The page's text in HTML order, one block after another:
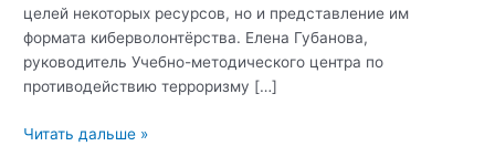
целей некоторых ресурсов, но и представление им
формата киберволонтёрства. Елена Губанова,
руководитель Учебно-методического центра по
противодействию терроризму […]
Практический
Читать дальше »